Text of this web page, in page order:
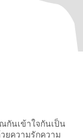
กันเข้าใจกันเป็น
ยความรักความ